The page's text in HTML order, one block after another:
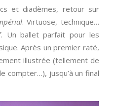
et diadèmes, retour sur
. Virtuose, technique…
Un ballet parfait pour les
Après un premier raté,
illustrée (tellement de
compter…), jusqu’à un final